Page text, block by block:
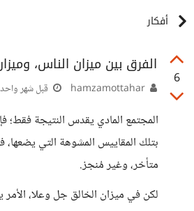
أفكار
6
الفرق بين ميزان الناس،
قبل شهر واحد
المجتمع المادي يقدس النتيجة فقط؛
بتلك المقاييس المشوهة التي
متأخر، وغير مُنجز.
​لكن في ميزان الخالق جل وعلا، الأمر